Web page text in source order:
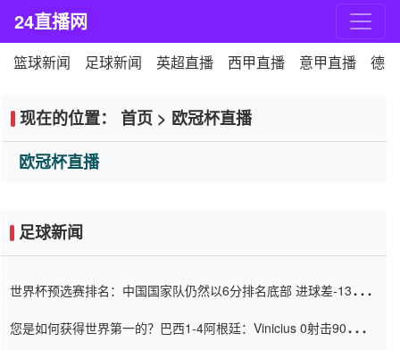
24直播网
篮球新闻 足球新闻 英超直播 西甲直播 意甲直播 德
现在的位置： 首页 > 欧冠杯直播
欧冠杯直播
足球新闻
世界杯预选赛排名：中国国家队仍然以6分排名底部 进球差-13令人
您是如何获得世界第一的？巴西1-4阿根廷：Vinicius 0射击90分钟